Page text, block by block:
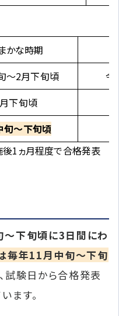
かな時期
～2月下旬頃
令
下旬頃
旬～下旬頃
1ヵ月程度で合格発表
下旬頃に3日間にわ
毎年11月中旬～下旬
試験日から合格発表
ます。